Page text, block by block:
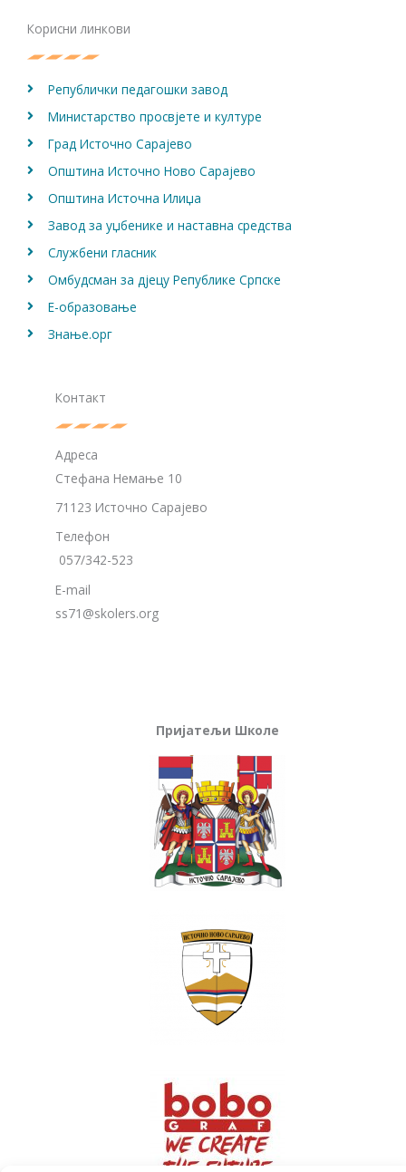
Корисни линкови
Републички педагошки завод
Министарство просвјете и културе
Град Источно Сарајево
Општина Источно Ново Сарајево
Општина Источна Илиџа
Завод за уџбенике и наставна средства
Службени гласник
Омбудсман за дјецу Републике Српске
Е-образовање
Знање.орг
Контакт
Адреса
Стефана Немање 10
71123 Источно Сарајево
Телефон
057/342-523
E-mail
ss71@skolers.org
Пријатељи Школе